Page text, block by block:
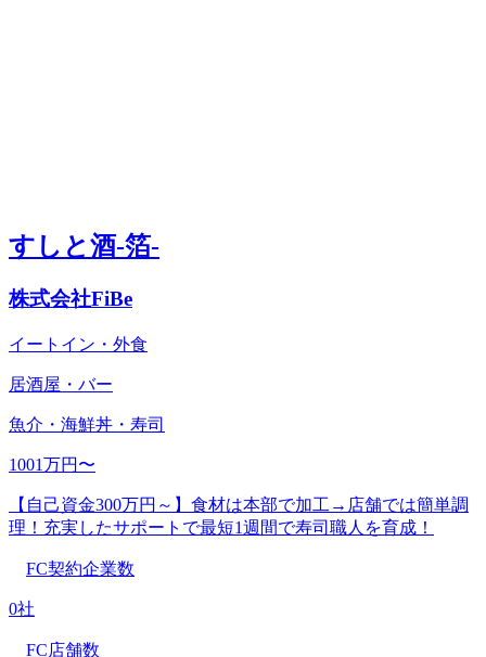
すしと酒-箔-
株式会社FiBe
イートイン・外食
居酒屋・バー
魚介・海鮮丼・寿司
1001万円〜
【自己資金300万円～】食材は本部で加工→店舗では簡単調
理！充実したサポートで最短1週間で寿司職人を育成！
FC契約企業数
0社
FC店舗数